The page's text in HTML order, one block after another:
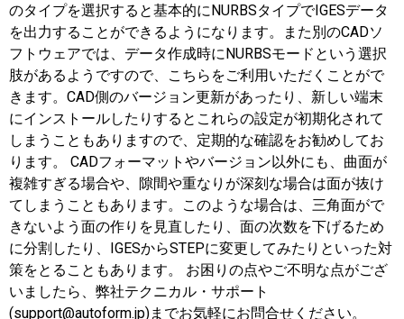
のタイプを選択すると基本的にNURBSタイプでIGESデータ
を出力することができるようになります。また別のCADソ
フトウェアでは、データ作成時にNURBSモードという選択
肢があるようですので、こちらをご利用いただくことがで
きます。CAD側のバージョン更新があったり、新しい端末
にインストールしたりするとこれらの設定が初期化されて
しまうこともありますので、定期的な確認をお勧めしてお
ります。 CADフォーマットやバージョン以外にも、曲面が
複雑すぎる場合や、隙間や重なりが深刻な場合は面が抜け
てしまうこともあります。このような場合は、三角面がで
きないよう面の作りを見直したり、面の次数を下げるため
に分割したり、IGESからSTEPに変更してみたりといった対
策をとることもあります。 お困りの点やご不明な点がござ
いましたら、弊社テクニカル・サポート
(support@autoform.jp)までお気軽にお問合せください。